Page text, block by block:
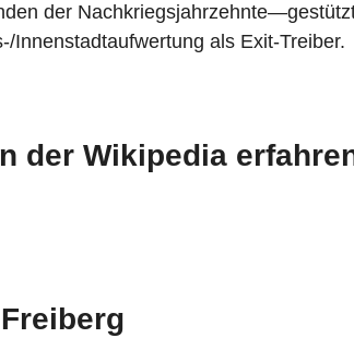
der
Innenstadtaufwertung als Exit‑Treiber.
der Wikipedia